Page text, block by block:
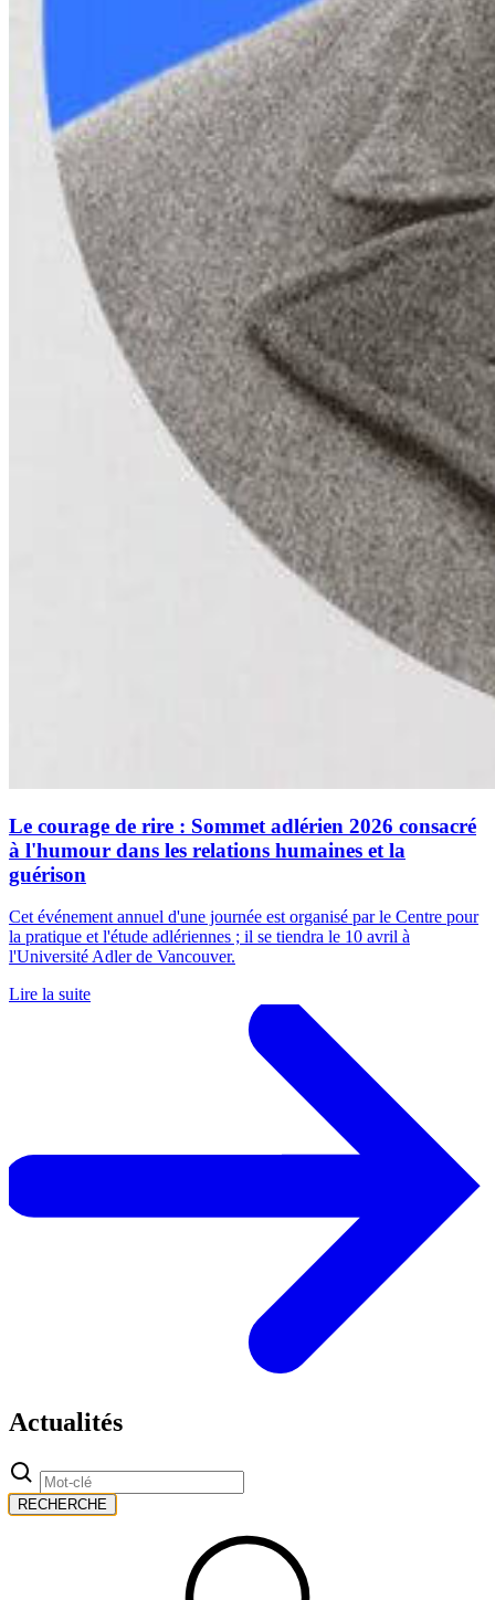
Le courage de rire : Sommet adlérien 2026 consacré
à l'humour dans les relations humaines et la
guérison
Cet événement annuel d'une journée est organisé par le Centre pour
la pratique et l'étude adlériennes ; il se tiendra le 10 avril à
l'Université Adler de Vancouver.
Lire la suite
Actualités
RECHERCHE